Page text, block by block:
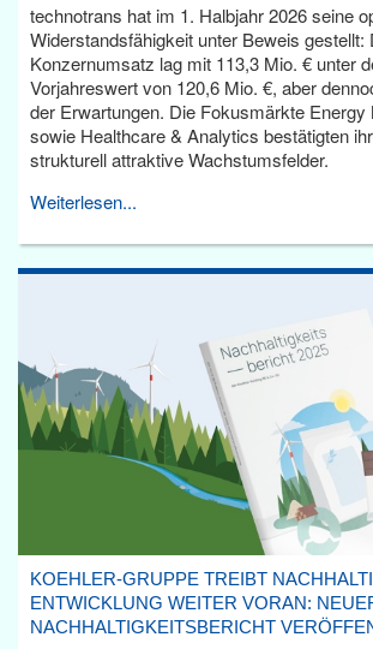
technotrans hat im 1. Halbjahr 2026 seine
Widerstandsfähigkeit unter Beweis gestellt:
Konzernumsatz lag mit 113,3 Mio. € unter
Vorjahreswert von 120,6 Mio. €, aber
der Erwartungen. Die Fokusmärkte Energy
sowie Healthcare & Analytics bestätigten
strukturell attraktive Wachstumsfelder.
Weiterlesen...
KOEHLER-GRUPPE TREIBT
ENTWICKLUNG WEITER VORAN:
NACHHALTIGKEITSBERICHT